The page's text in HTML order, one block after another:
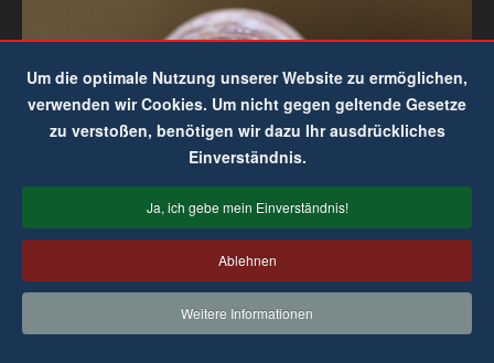
Um die optimale Nutzung unserer Website zu ermöglichen,
verwenden wir Cookies. Um nicht gegen geltende Gesetze
zu verstoßen, benötigen wir dazu Ihr ausdrückliches
Einverständnis.
Ja, ich gebe mein Einverständnis!
Ablehnen
Weitere Informationen